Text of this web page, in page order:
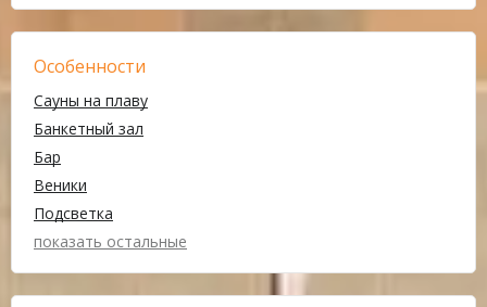
Особенности
Сауны на плаву
Банкетный зал
Бар
Веники
Подсветка
показать остальные